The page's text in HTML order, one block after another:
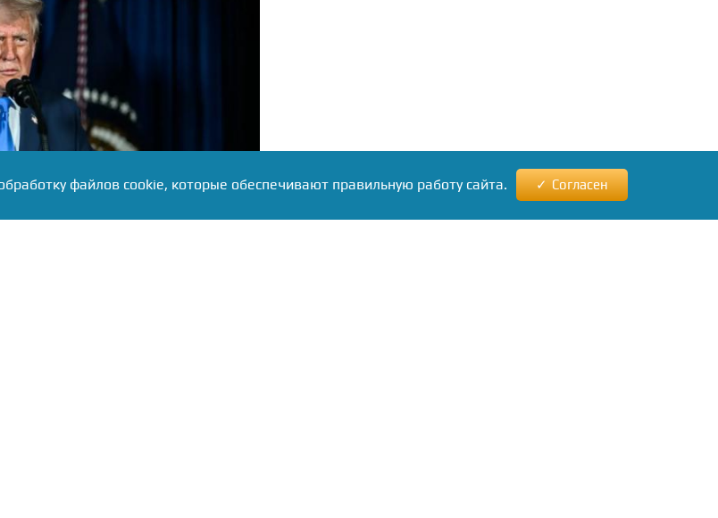
файлов cookie, которые обеспечивают правильную работу сайта. Согласен